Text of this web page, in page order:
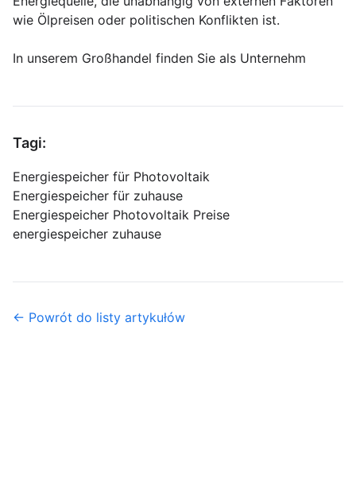
wie Ölpreisen oder politischen Konflikten ist.
In unserem Großhandel finden Sie als Unternehm
Tagi:
Energiespeicher für Photovoltaik
Energiespeicher für zuhause
Energiespeicher Photovoltaik Preise
energiespeicher zuhause
← Powrót do listy artykułów